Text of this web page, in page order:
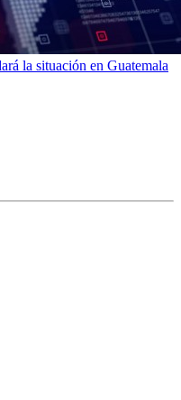
la situación en Guatemala